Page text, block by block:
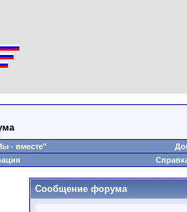
- вместе"
Сообщение форума